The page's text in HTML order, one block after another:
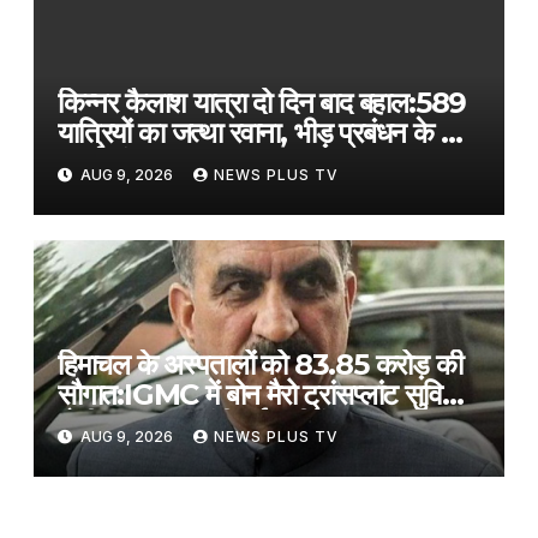
किन्नर कैलाश यात्रा दो दिन बाद बहाल:589
यात्रियों का जत्था रवाना, भीड़ प्रबंधन के लिए
बढ़ाई संख्या
AUG 9, 2026 NEWS PLUS TV
हिमाचल के अस्पतालों को 83.85 करोड़ की
सौगात:IGMC में बोन मैरो ट्रांसप्लांट सुविधा
होगी मजबूत, आएंगी नई मशीनें
AUG 9, 2026 NEWS PLUS TV